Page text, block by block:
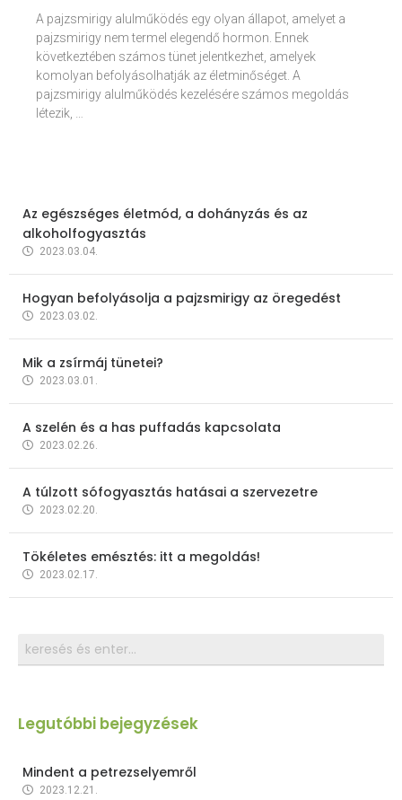
A pajzsmirigy alulműködés egy olyan állapot, amelyet a
pajzsmirigy nem termel elegendő hormon. Ennek
következtében számos tünet jelentkezhet, amelyek
komolyan befolyásolhatják az életminőséget. A
pajzsmirigy alulműködés kezelésére számos megoldás
létezik, …
Az egészséges életmód, a dohányzás és az
alkoholfogyasztás
2023.03.04.
Hogyan befolyásolja a pajzsmirigy az öregedést
2023.03.02.
Mik a zsírmáj tünetei?
2023.03.01.
A szelén és a has puffadás kapcsolata
2023.02.26.
A túlzott sófogyasztás hatásai a szervezetre
2023.02.20.
Tökéletes emésztés: itt a megoldás!
2023.02.17.
Legutóbbi bejegyzések
Mindent a petrezselyemről
2023.12.21.